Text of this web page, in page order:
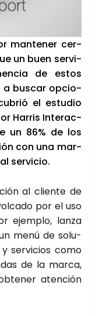
man­te­ner cer­
un buen ser­vi­
de estos
a bus­car opcio­
el estu­dio
Harris Inter­ac­
un 86% de los
con una mar­
ser­vi­cio.
al clien­te de
por el uso
ejem­plo, lan­za
menú de solu­
ser­vi­cios como
de la mar­ca,
aten­ción